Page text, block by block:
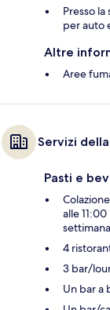
Presso
per auto
Altre
Aree
Servizi
Pasti e
alle
settimana
4
3 bar/
Un bar a